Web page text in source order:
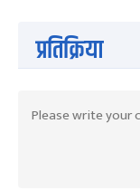
प्रतिक्रिया